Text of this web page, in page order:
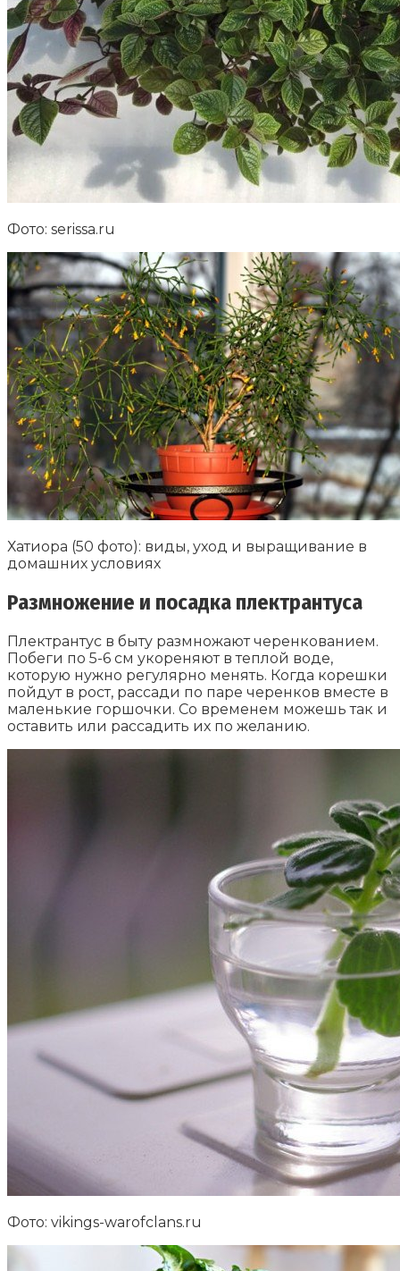
Фото: serissa.ru
Хатиора (50 фото): виды, уход и выращивание в
домашних условиях
Размножение и посадка плектрантуса
Плектрантус в быту размножают черенкованием.
Побеги по 5-6 см укореняют в теплой воде,
которую нужно регулярно менять. Когда корешки
пойдут в рост, рассади по паре черенков вместе в
маленькие горшочки. Со временем можешь так и
оставить или рассадить их по желанию.
Фото: vikings-warofclans.ru